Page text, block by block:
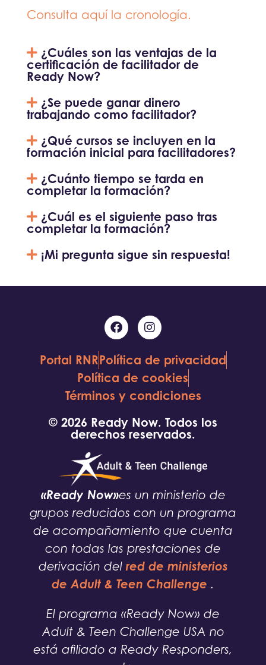
Consulta aquí la cronología.
¿Cuáles son las ventajas de la
certificación de facilitador de
Ready Now?
¿Se puede ganar dinero
trabajando como facilitador?
¿Qué cursos se incluyen en la
formación inicial para facilitadores?
¿Cuánto tiempo se tarda en
completar la formación?
¿Cuál es el siguiente paso tras
completar la formación?
¡Mi pregunta sigue sin respuesta!
Portal RNRPolítica de privacidad
Política de cookies
Términos y condiciones
© 2026 Ready Now. Todos los
derechos reservados.
«Ready Now»es un ministerio de
grupos reducidos con un programa
de acompañamiento que cuenta
con todas las prestaciones de
derivación del red de ministerios
de Adult & Teen Challenge .
El programa «Ready Now» de
Adult & Teen Challenge USA no
está afiliado a Ready Responders,